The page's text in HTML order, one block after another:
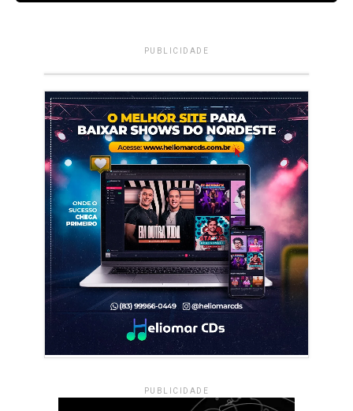
PUBLICIDADE
PUBLICIDADE